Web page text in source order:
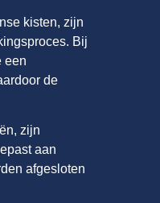
kisten, zijn
Bij
een
de
zijn
aan
afgesloten